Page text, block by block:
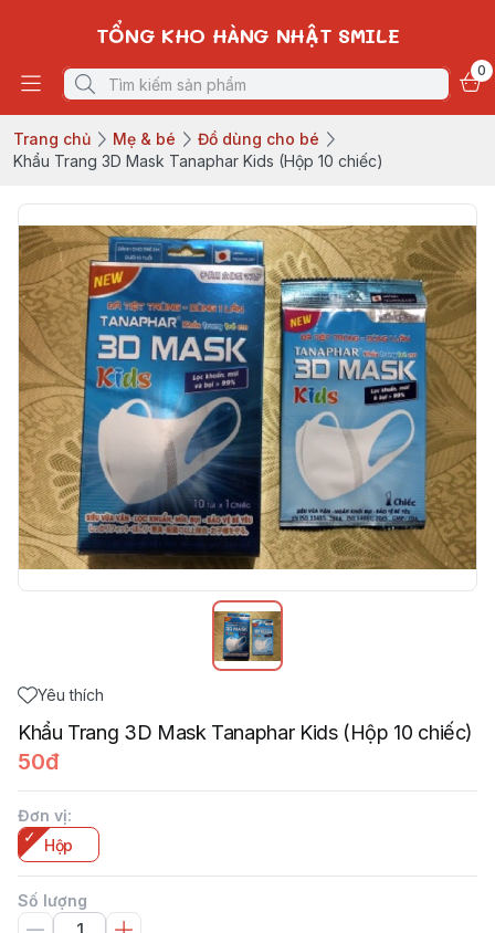
TỔNG KHO HÀNG NHẬT SMILE
0
Trang chủ Mẹ & bé
Đồ dùng cho bé
Khẩu Trang 3D Mask Tanaphar Kids (Hộp 10 chiếc)
Yêu thích
Khẩu Trang 3D Mask Tanaphar Kids (Hộp 10 chiếc)
50đ
Đơn vị:
Hộp
Số lượng